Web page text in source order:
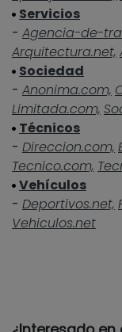
Servicios
- Agencia-de-
Arquitectura.net,
Sociedad
- Anonima.com,
Limitada.com,
Técnicos
- Direccion.com,
Tecnico.com,
Vehículos
- Deportivos.net,
Vehiculos.net